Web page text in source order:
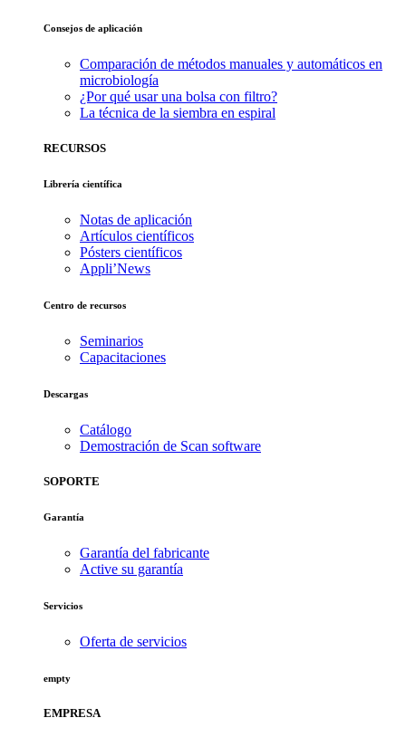
Consejos de aplicación
Comparación de métodos manuales y automáticos en
microbiología
¿Por qué usar una bolsa con filtro?
La técnica de la siembra en espiral
RECURSOS
Librería científica
Notas de aplicación
Artículos científicos
Pósters científicos
Appli’News
Centro de recursos
Seminarios
Capacitaciones
Descargas
Catálogo
Demostración de Scan software
SOPORTE
Garantía
Garantía del fabricante
Active su garantía
Servicios
Oferta de servicios
empty
EMPRESA